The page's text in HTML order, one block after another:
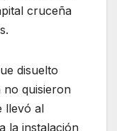
cruceña
disuelto
quisieron
llevó al
la instalación